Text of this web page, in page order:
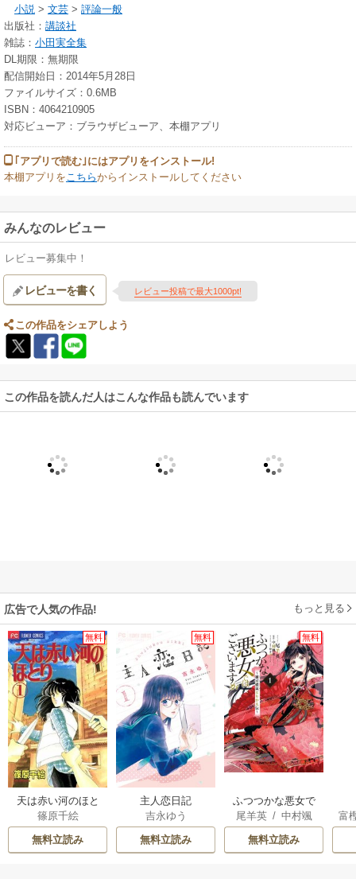
小説 > 文芸 > 評論一般
出版社： 講談社
雑誌： 小田実全集
DL期限：無期限
配信開始日：2014年5月28日
ファイルサイズ：0.6MB
ISBN：4064210905
対応ビューア：ブラウザビューア、本棚アプリ
｢アプリで読む｣にはアプリをインストール!
本棚アプリを こちらからインストールしてください
みんなのレビュー
レビュー募集中！
レビューを書く レビュー投稿で最大1000pt!
この作品をシェアしよう
この作品を読んだ人はこんな作品も読んでいます
広告で人気の作品! もっと見る
無料
天は赤い河のほと
り
篠原千絵
無料立読み
無料
主人恋日記
吉永ゆう
無料立読み
無料
ふつつかな悪女で
はございますが ～
雛宮蝶鼠とりかえ
伝～
尾羊英/ 中村颯
希/ゆき哉
無料立読み
富